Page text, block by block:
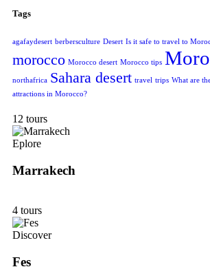
Tags
agafaydesert berbersculture Desert Is it safe to travel to
morocco Morocco desert Morocco tips
northafrica Sahara desert travel trips What are
attractions in Morocco?
12 tours
Eplore
Marrakech
4 tours
Discover
Fes